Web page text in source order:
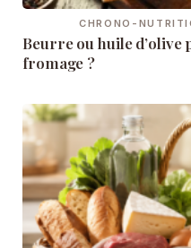
CHRONO-
Beurre ou huile
fromage ?